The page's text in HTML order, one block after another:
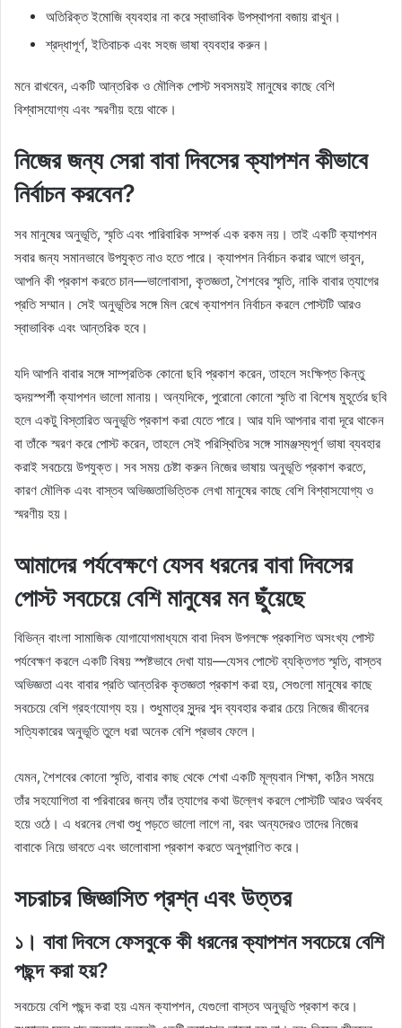
অতিরিক্ত ইমোজি ব্যবহার না করে স্বাভাবিক উপস্থাপনা বজায় রাখুন।
শ্রদ্ধাপূর্ণ, ইতিবাচক এবং সহজ ভাষা ব্যবহার করুন।
মনে রাখবেন, একটি আন্তরিক ও মৌলিক পোস্ট সবসময়ই মানুষের কাছে বেশি
বিশ্বাসযোগ্য এবং স্মরণীয় হয়ে থাকে।
নিজের জন্য সেরা বাবা দিবসের ক্যাপশন কীভাবে
নির্বাচন করবেন?
সব মানুষের অনুভূতি, স্মৃতি এবং পারিবারিক সম্পর্ক এক রকম নয়। তাই একটি ক্যাপশন
সবার জন্য সমানভাবে উপযুক্ত নাও হতে পারে। ক্যাপশন নির্বাচন করার আগে ভাবুন,
আপনি কী প্রকাশ করতে চান—ভালোবাসা, কৃতজ্ঞতা, শৈশবের স্মৃতি, নাকি বাবার ত্যাগের
প্রতি সম্মান। সেই অনুভূতির সঙ্গে মিল রেখে ক্যাপশন নির্বাচন করলে পোস্টটি আরও
স্বাভাবিক এবং আন্তরিক হবে।
যদি আপনি বাবার সঙ্গে সাম্প্রতিক কোনো ছবি প্রকাশ করেন, তাহলে সংক্ষিপ্ত কিন্তু
হৃদয়স্পর্শী ক্যাপশন ভালো মানায়। অন্যদিকে, পুরোনো কোনো স্মৃতি বা বিশেষ মুহূর্তের ছবি
হলে একটু বিস্তারিত অনুভূতি প্রকাশ করা যেতে পারে। আর যদি আপনার বাবা দূরে থাকেন
বা তাঁকে স্মরণ করে পোস্ট করেন, তাহলে সেই পরিস্থিতির সঙ্গে সামঞ্জস্যপূর্ণ ভাষা ব্যবহার
করাই সবচেয়ে উপযুক্ত। সব সময় চেষ্টা করুন নিজের ভাষায় অনুভূতি প্রকাশ করতে,
কারণ মৌলিক এবং বাস্তব অভিজ্ঞতাভিত্তিক লেখা মানুষের কাছে বেশি বিশ্বাসযোগ্য ও
স্মরণীয় হয়।
আমাদের পর্যবেক্ষণে যেসব ধরনের বাবা দিবসের
পোস্ট সবচেয়ে বেশি মানুষের মন ছুঁয়েছে
বিভিন্ন বাংলা সামাজিক যোগাযোগমাধ্যমে বাবা দিবস উপলক্ষে প্রকাশিত অসংখ্য পোস্ট
পর্যবেক্ষণ করলে একটি বিষয় স্পষ্টভাবে দেখা যায়—যেসব পোস্টে ব্যক্তিগত স্মৃতি, বাস্তব
অভিজ্ঞতা এবং বাবার প্রতি আন্তরিক কৃতজ্ঞতা প্রকাশ করা হয়, সেগুলো মানুষের কাছে
সবচেয়ে বেশি গ্রহণযোগ্য হয়। শুধুমাত্র সুন্দর শব্দ ব্যবহার করার চেয়ে নিজের জীবনের
সত্যিকারের অনুভূতি তুলে ধরা অনেক বেশি প্রভাব ফেলে।
যেমন, শৈশবের কোনো স্মৃতি, বাবার কাছ থেকে শেখা একটি মূল্যবান শিক্ষা, কঠিন সময়ে
তাঁর সহযোগিতা বা পরিবারের জন্য তাঁর ত্যাগের কথা উল্লেখ করলে পোস্টটি আরও অর্থবহ
হয়ে ওঠে। এ ধরনের লেখা শুধু পড়তে ভালো লাগে না, বরং অন্যদেরও তাদের নিজের
বাবাকে নিয়ে ভাবতে এবং ভালোবাসা প্রকাশ করতে অনুপ্রাণিত করে।
সচরাচর জিজ্ঞাসিত প্রশ্ন এবং উত্তর
১। বাবা দিবসে ফেসবুকে কী ধরনের ক্যাপশন সবচেয়ে বেশি
পছন্দ করা হয়?
সবচেয়ে বেশি পছন্দ করা হয় এমন ক্যাপশন, যেগুলো বাস্তব অনুভূতি প্রকাশ করে।